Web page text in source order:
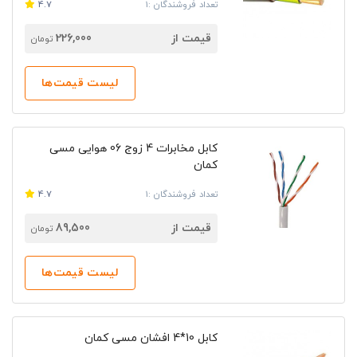
معتبر این برند در ارتباط باشید.
تعداد فروشندگان :1 4.7
قیمت از 226,000 تومان
لیست قیمت‌ها
کابل مخابرات 4 زوج 06 هوایی مسی
کمان
تعداد فروشندگان :1 4.7
قیمت از 89,500 تومان
لیست قیمت‌ها
کابل 10*4 افشان مسی کمان